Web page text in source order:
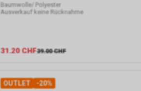
Baumwolle/ Polyester
Ausverkauf keine Rücknahme
31.20 CHF39.00 CHF
OUTLET -20%